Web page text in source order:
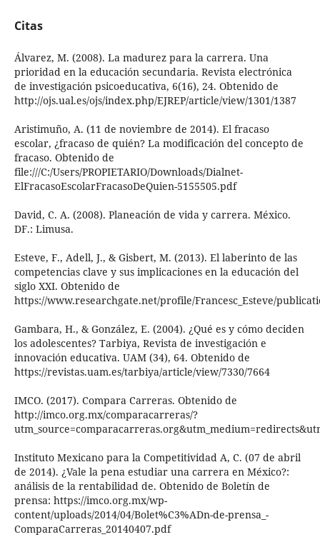
Citas
Álvarez, M. (2008). La madurez para la carrera. Una
prioridad en la educación secundaria. Revista electrónica
de investigación psicoeducativa, 6(16), 24. Obtenido de
http://ojs.ual.es/ojs/index.php/EJREP/article/view/1301/1387
Aristimuño, A. (11 de noviembre de 2014). El fracaso
escolar, ¿fracaso de quién? La modificación del concepto de
fracaso. Obtenido de
file:///C:/Users/PROPIETARIO/Downloads/Dialnet-
ElFracasoEscolarFracasoDeQuien-5155505.pdf
David, C. A. (2008). Planeación de vida y carrera. México.
DF.: Limusa.
Esteve, F., Adell, J., & Gisbert, M. (2013). El laberinto de las
competencias clave y sus implicaciones en la educación del
siglo XXI. Obtenido de
https://www.researchgate.net/profile/Francesc_Esteve/
Gambara, H., & González, E. (2004). ¿Qué es y cómo deciden
los adolescentes? Tarbiya, Revista de investigación e
innovación educativa. UAM (34), 64. Obtenido de
https://revistas.uam.es/tarbiya/article/view/7330/7664
IMCO. (2017). Compara Carreras. Obtenido de
http://imco.org.mx/comparacarreras/?
Instituto Mexicano para la Competitividad A, C. (07 de abril
de 2014). ¿Vale la pena estudiar una carrera en México?:
análisis de la rentabilidad de. Obtenido de Boletín de
prensa: https://imco.org.mx/wp-
content/uploads/2014/04/Bolet%C3%ADn-de-prensa_-
ComparaCarreras_20140407.pdf